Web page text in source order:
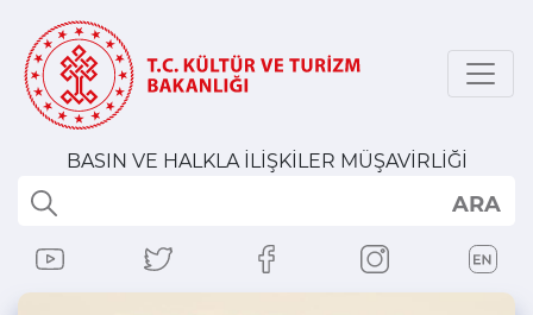
BASIN VE HALKLA İLİŞKİLER MÜŞAVİRLİĞİ
ARA